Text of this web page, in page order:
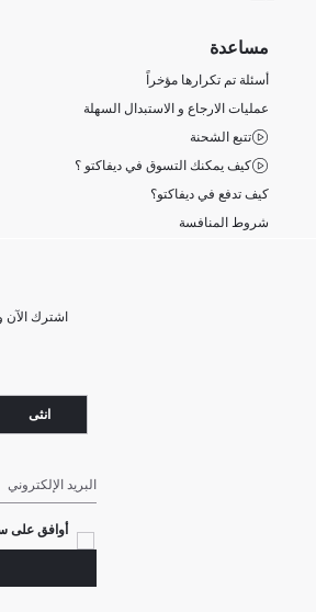
مساعدة
أسئلة تم تكرارها مؤخراً
عمليات الارجاع و الاستبدال السهلة
تتبع الشحنة
كيف يمكنك التسوق في ديفاكتو ؟
كيف تدفع في ديفاكتو؟
شروط المنافسة
اشترك الآن
انثى
البريد الإلكتروني
أوافق على